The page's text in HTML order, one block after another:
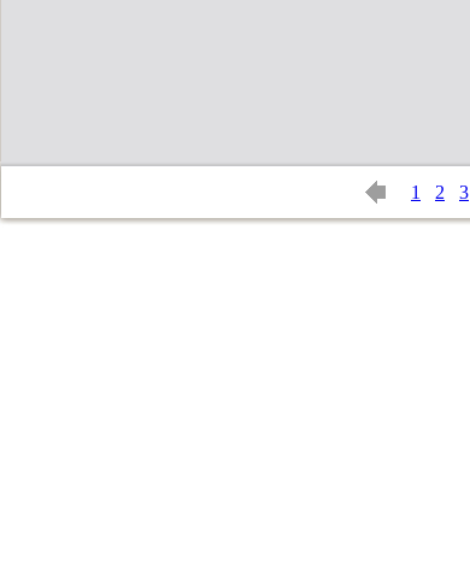
1 2 3